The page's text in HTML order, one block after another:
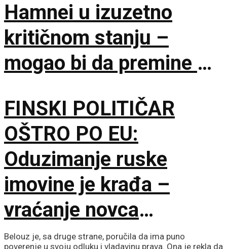
Hamnei u izuzetno
kritičnom stanju –
mogao bi da premine u
FINSKI POLITIČAR
OŠTRO PO EU:
Oduzimanje ruske
imovine je krađa –
vraćanje novca
omogućilo bi mir u
Belouz je, sa druge strane, poručila da ima puno
poverenje u svoju odluku i vladavinu prava. Ona je rekla da